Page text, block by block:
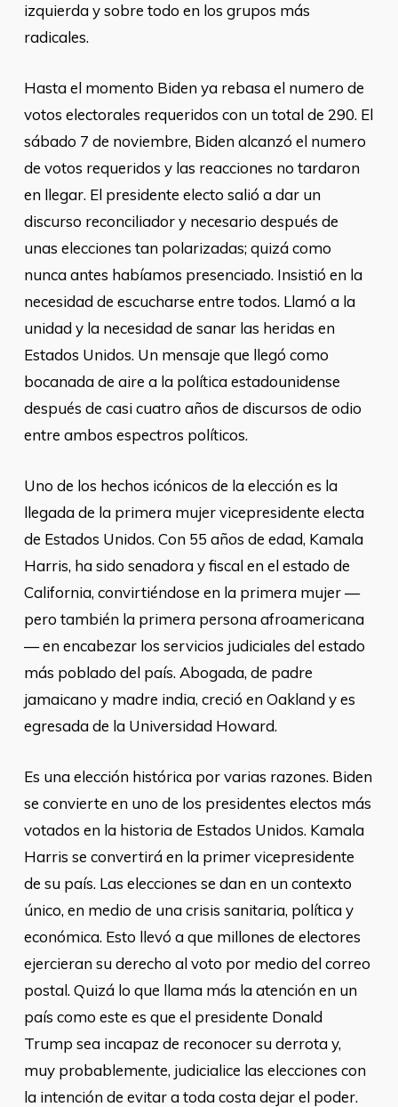
izquierda y sobre todo en los grupos más
radicales.
Hasta el momento Biden ya rebasa el numero de
votos electorales requeridos con un total de 290. El
sábado 7 de noviembre, Biden alcanzó el numero
de votos requeridos y las reacciones no tardaron
en llegar. El presidente electo salió a dar un
discurso reconciliador y necesario después de
unas elecciones tan polarizadas; quizá como
nunca antes habíamos presenciado. Insistió en la
necesidad de escucharse entre todos. Llamó a la
unidad y la necesidad de sanar las heridas en
Estados Unidos. Un mensaje que llegó como
bocanada de aire a la política estadounidense
después de casi cuatro años de discursos de odio
entre ambos espectros políticos.
Uno de los hechos icónicos de la elección es la
llegada de la primera mujer vicepresidente electa
de Estados Unidos. Con 55 años de edad, Kamala
Harris, ha sido senadora y fiscal en el estado de
California, convirtiéndose en la primera mujer —
pero también la primera persona afroamericana
— en encabezar los servicios judiciales del estado
más poblado del país. Abogada, de padre
jamaicano y madre india, creció en Oakland y es
egresada de la Universidad Howard.
Es una elección histórica por varias razones. Biden
se convierte en uno de los presidentes electos más
votados en la historia de Estados Unidos. Kamala
Harris se convertirá en la primer vicepresidente
de su país. Las elecciones se dan en un contexto
único, en medio de una crisis sanitaria, política y
económica. Esto llevó a que millones de electores
ejercieran su derecho al voto por medio del correo
postal. Quizá lo que llama más la atención en un
país como este es que el presidente Donald
Trump sea incapaz de reconocer su derrota y,
muy probablemente, judicialice las elecciones con
la intención de evitar a toda costa dejar el poder.